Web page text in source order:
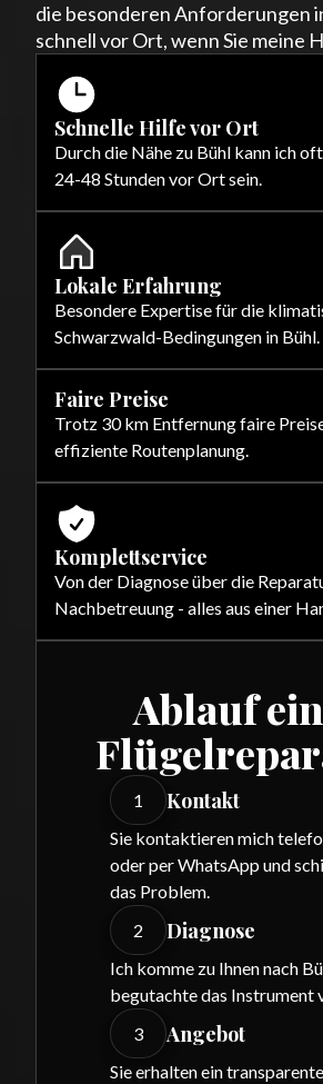
die besonderen Anforderungen
schnell vor Ort, wenn Sie meine
Schnelle Hilfe vor Ort
Durch die Nähe zu Bühl kann ich
24-48 Stunden vor Ort sein.
Lokale Erfahrung
Besondere Expertise für die
Schwarzwald-Bedingungen in Bühl.
Faire Preise
Trotz 30 km Entfernung faire
effiziente Routenplanung.
Komplettservice
Von der Diagnose über die
Nachbetreuung - alles aus einer
Ablauf
1 Kontakt
Sie kontaktieren mich
oder per WhatsApp und
das Problem.
2
Diagnose
Ich komme zu Ihnen nach
begutachte das Instrument
3
Angebot
Sie erhalten ein